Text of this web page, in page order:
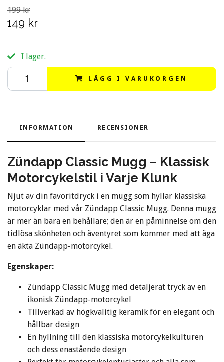
199 kr
149 kr
I lager.
LÄGG I VARUKORGEN
INFORMATION RECENSIONER
Zündapp Classic Mugg – Klassisk
Motorcykelstil i Varje Klunk
Njut av din favoritdryck i en mugg som hyllar klassiska
motorcyklar med vår Zündapp Classic Mugg. Denna mugg
är mer än bara en behållare; den är en påminnelse om den
tidlösa skönheten och äventyret som kommer med att äga
en äkta Zündapp-motorcykel.
Egenskaper:
Zündapp Classic Mugg med detaljerat tryck av en
ikonisk Zündapp-motorcykel
Tillverkad av högkvalitig keramik för en elegant och
hållbar design
En hyllning till den klassiska motorcykelkulturen
och dess enastående design